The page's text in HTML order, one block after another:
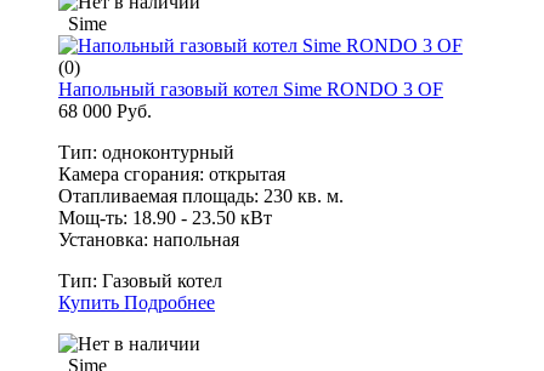
Sime
(0)
Напольный газовый котел Sime RONDO 3 OF
68 000 Руб.
Тип: одноконтурный
Камера сгорания: открытая
Отапливаемая площадь: 230 кв. м.
Мощ-ть: 18.90 - 23.50 кВт
Установка: напольная
Тип: Газовый котел
Купить Подробнее
Sime